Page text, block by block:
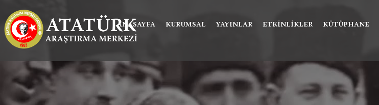
ANASAYFA KURUMSAL YAYINLAR ETKINLIKLER KÜTÜPHANE